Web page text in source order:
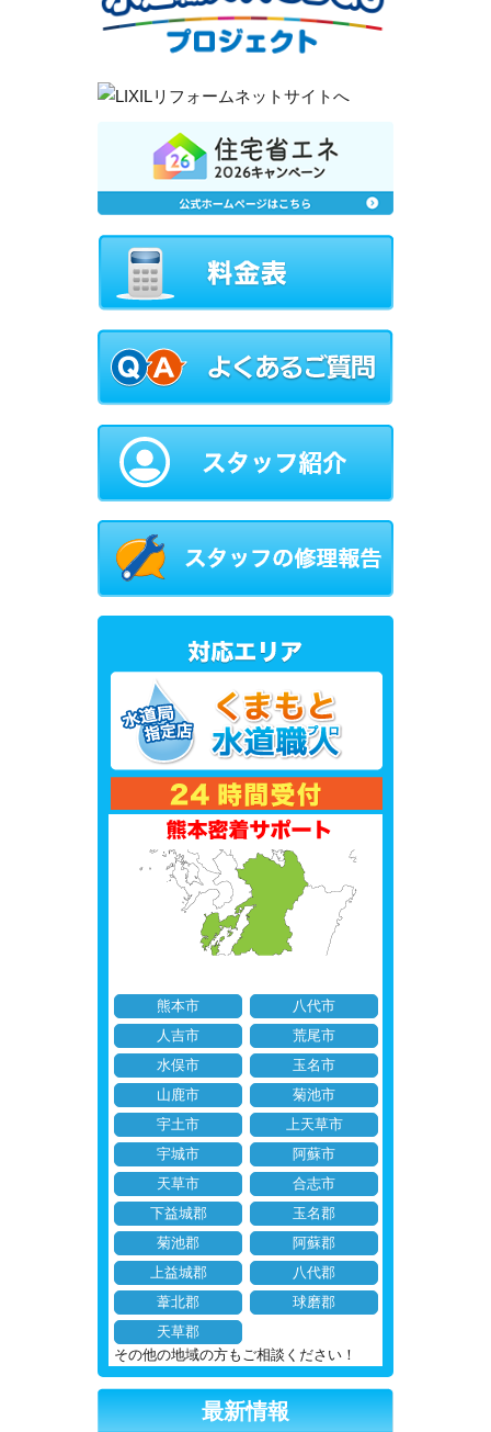
熊本市
八代市
人吉市
荒尾市
水俣市
玉名市
山鹿市
菊池市
宇土市
上天草市
宇城市
阿蘇市
天草市
合志市
下益城郡
玉名郡
菊池郡
阿蘇郡
上益城郡
八代郡
葦北郡
球磨郡
天草郡
その他の地域の方もご相談ください！
最新情報